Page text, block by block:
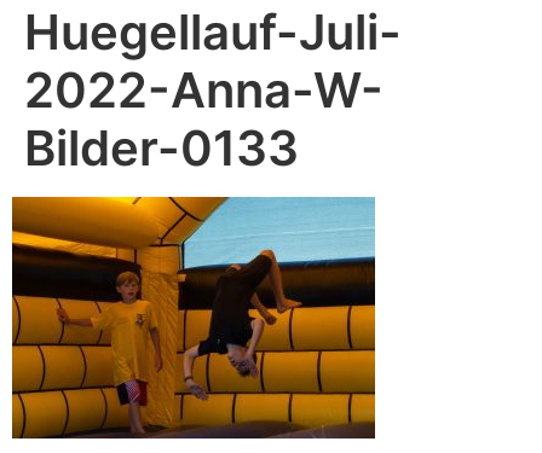
Huegellauf-Juli-
2022-Anna-W-
Bilder-0133